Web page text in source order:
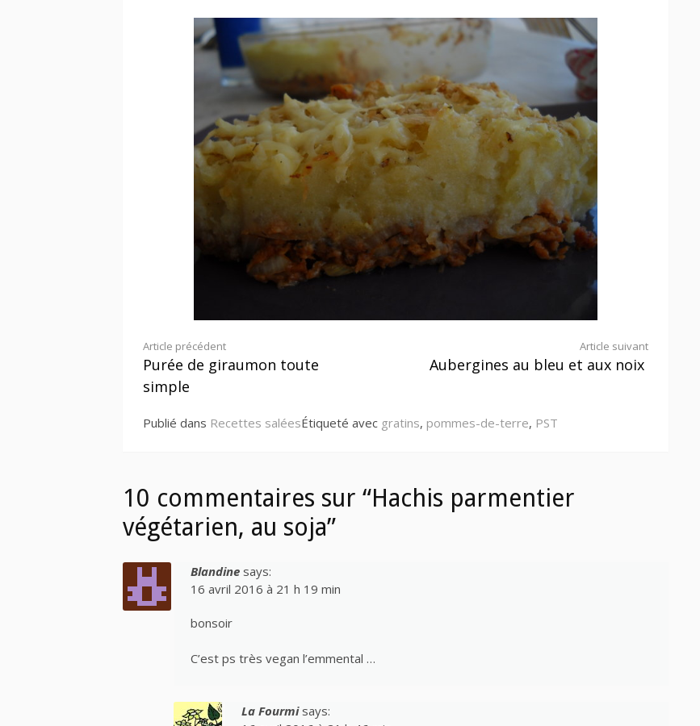
Lire
la
Article précédent
Purée de giraumon toute
simple
Article suivant
Aubergines au bleu et aux noix
Publié dans Recettes saléesÉtiqueté avec gratins, pommes-de-terre, PST
10 commentaires sur “Hachis parmentier
végétarien, au soja”
Blandine says:
16 avril 2016 à 21 h 19 min
bonsoir
C’est ps très vegan l’emmental …
La Fourmi says: